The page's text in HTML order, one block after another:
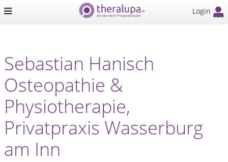
Login
Sebastian Hanisch
Osteopathie &
Physiotherapie,
Privatpraxis Wasserburg
am Inn